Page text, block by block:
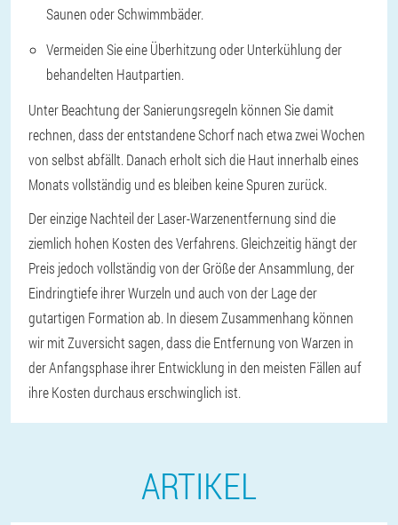
Saunen oder Schwimmbäder.
Vermeiden Sie eine Überhitzung oder Unterkühlung der
behandelten Hautpartien.
Unter Beachtung der Sanierungsregeln können Sie damit
rechnen, dass der entstandene Schorf nach etwa zwei Wochen
von selbst abfällt. Danach erholt sich die Haut innerhalb eines
Monats vollständig und es bleiben keine Spuren zurück.
Der einzige Nachteil der Laser-Warzenentfernung sind die
ziemlich hohen Kosten des Verfahrens. Gleichzeitig hängt der
Preis jedoch vollständig von der Größe der Ansammlung, der
Eindringtiefe ihrer Wurzeln und auch von der Lage der
gutartigen Formation ab. In diesem Zusammenhang können
wir mit Zuversicht sagen, dass die Entfernung von Warzen in
der Anfangsphase ihrer Entwicklung in den meisten Fällen auf
ihre Kosten durchaus erschwinglich ist.
ARTIKEL